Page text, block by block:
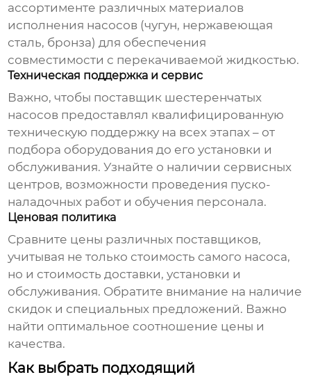
ассортименте различных материалов
исполнения насосов (чугун, нержавеющая
сталь, бронза) для обеспечения
совместимости с перекачиваемой жидкостью.
Техническая поддержка и сервис
Важно, чтобы поставщик шестеренчатых
насосов предоставлял квалифицированную
техническую поддержку на всех этапах – от
подбора оборудования до его установки и
обслуживания. Узнайте о наличии сервисных
центров, возможности проведения пуско-
наладочных работ и обучения персонала.
Ценовая политика
Сравните цены различных поставщиков,
учитывая не только стоимость самого насоса,
но и стоимость доставки, установки и
обслуживания. Обратите внимание на наличие
скидок и специальных предложений. Важно
найти оптимальное соотношение цены и
качества.
Как выбрать подходящий